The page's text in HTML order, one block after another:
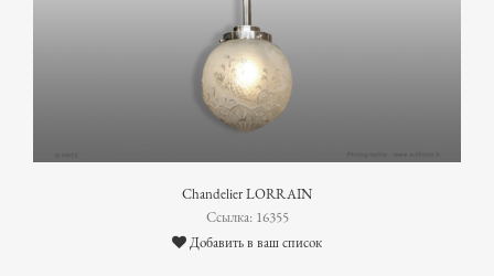
Chandelier LORRAIN
Ссылка: 16355
Добавить в ваш список